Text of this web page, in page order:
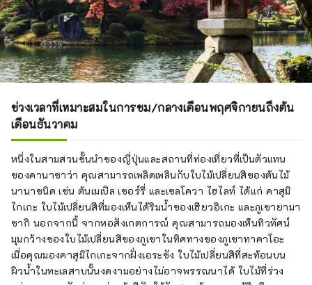
ช่วงเวลาที่เหมาะสมในการชม/กลางเดือนพฤศจิกายนถึงต้น
เดือนธันวาคม
หนึ่งในสามสวนชั้นนำของญี่ปุ่นและสถานที่ท่องเที่ยวที่เป็นตัวแทน
ของคานาซาว่า คุณสามารถเพลิดเพลินกับใบไม้เปลี่ยนสีของต้นไม้
นานาชนิด เช่น ต้นเมเปิล เชอร์รี่ และเซลโควา ไฮไลท์ ได้แก่ คาสุมิ
ไกเกะ ใบไม้เปลี่ยนสีที่มองเห็นได้ริมน้ำของเฮียวอิเกะ และภูเขายามา
ซากิ นอกจากนี้ จากหอสังเกตการณ์ คุณสามารถมองเห็นทิวทัศน์
มุมกว้างของใบไม้เปลี่ยนสีของภูเขาในทิศทางของภูเขาทาคาโอะ
เมื่อคุณมองคาสุมิไกเกะจากฝั่งเอระซัง ใบไม้เปลี่ยนสีที่สะท้อนบน
ผิวน้ำในทะเลสาบนั้นงดงามอย่างไม่อาจพรรณนาได้ ใบไม้ที่ร่วง